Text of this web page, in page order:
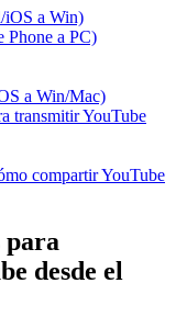
iOS a Win)
Phone a PC)
a Win/Mac)
transmitir YouTube
compartir YouTube
para
desde el